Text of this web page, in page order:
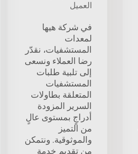
العميل
في شركة هيها
لمعدات
المستشفيات، نقدّر
رضا العملاء ونسعى
إلى تلبية طلبات
المستشفيات
المتعلقة بطاولات
السرير المزودة
أدراجٍ بمستوى عالٍ
من التميز
والموثوقية. ونتمكن
من تقديم خدمة